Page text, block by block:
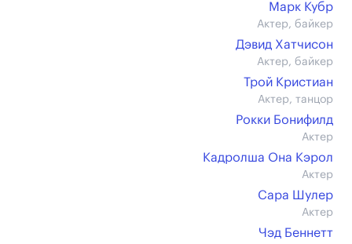
Марк Кубр
Актер, байкер
Дэвид Хатчисон
Актер, байкер
Трой Кристиан
Актер, танцор
Рокки Бонифилд
Актер
Кадролша Она Кэрол
Актер
Сара Шулер
Актер
Чэд Беннетт